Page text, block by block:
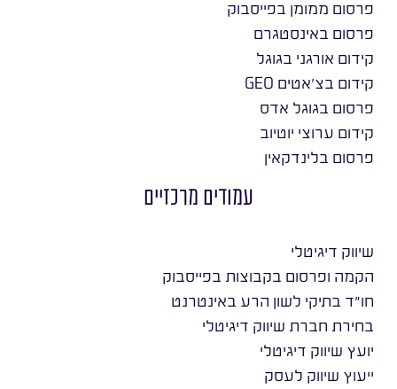
פרסום ממומן בפייסבוק
פרסום באינסטגרם
קידום אורגני בגוגל
קידום בצ׳אטים GEO
פרסום בגוגל אדס
קידום ערוצי יוטיוב
פרסום בלינדקאין
עמודים מרכזיים
שיווק דיגיטלי
הקמה ופרסום בקבוצות בפייסבוק
חו״ד בתיקי לשון הרע באינטרנט
בחירת חברת שיווק דיגיטלי
יועץ שיווק דיגיטלי
ייעוץ שיווק לעסק